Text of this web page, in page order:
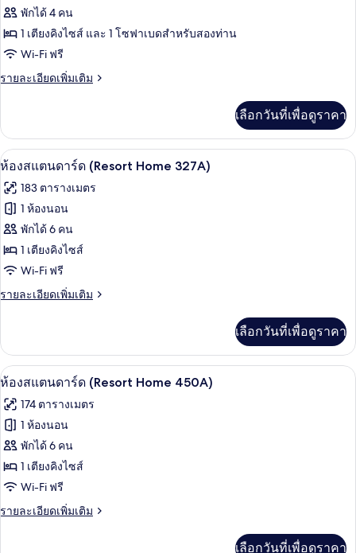
ของ
West
Branch
1
พักได้ 4 คน
1 เตียงคิงไซส์ และ 1 โซฟาเบดสำหรับสองท่าน
Wi-Fi ฟรี
รายละเอียดเพิ่มเติม
ราย
เกี่ยว
กับ
West
Suite
เลือกวันที่เพื่อดูราคา
เปิด
ภาพถ่าย
ทั้งหมด
ของ
ห้อง
สแตนดาร์ด
(Resort
ห้องสแตนดาร์ด (Resort Home
7
ห้องสแตนดาร์ด (Resort Home 327A)
183 ตารางเมตร
1 ห้องนอน
พักได้ 6 คน
1 เตียงคิงไซส์
Wi-Fi ฟรี
รายละเอียดเพิ่มเติม
ราย
เกี่ยว
กับ
ห้อง
(Resort
Home
เลือกวันที่เพื่อดูราคา
เปิด
ภาพถ่าย
ทั้งหมด
ของ
ห้อง
สแตนดาร์ด
(Resort
ห้องสแตนดาร์ด (Resort Home
6
ห้องสแตนดาร์ด (Resort Home 450A)
174 ตารางเมตร
1 ห้องนอน
พักได้ 6 คน
1 เตียงคิงไซส์
Wi-Fi ฟรี
รายละเอียดเพิ่มเติม
ราย
เลือกวันที่เพื่อดูราคา